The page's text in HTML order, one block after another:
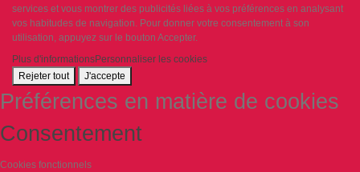
services et vous montrer des publicités liées à vos préférences en analysant
vos habitudes de navigation. Pour donner votre consentement à son
utilisation, appuyez sur le bouton Accepter.
Plus d'informationsPersonnaliser les cookies
Rejeter tout
J'accepte
Préférences en matière de cookies
Consentement
Cookies fonctionnels